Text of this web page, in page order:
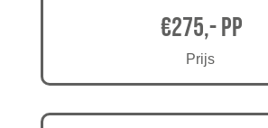
€275,- pp
Prijs